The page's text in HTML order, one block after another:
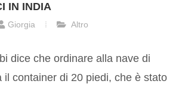
IN INDIA
Giorgia Altro
dice che ordinare alla nave di
il container di 20 piedi, che è stato